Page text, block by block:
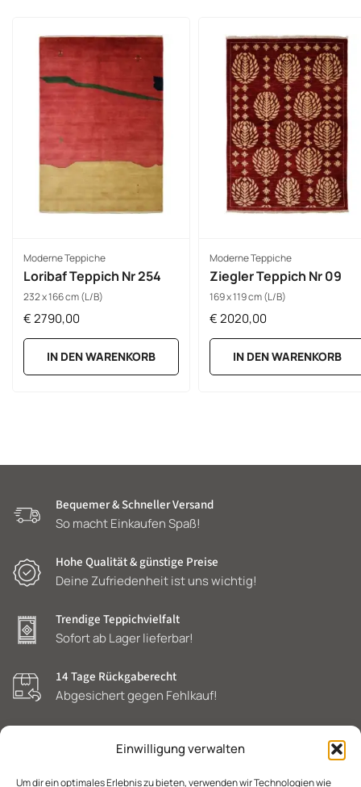
Einwilligung verwalten
Um dir ein optimales Erlebnis zu bieten, verwenden wir Technologien wie
Moderne Teppiche
Loribaf Teppich Nr 254
232 x 166 cm (L/B)
€2790,00
IN DEN WARENKORB
Moderne Teppiche
Ziegler Teppich Nr 09
169 x 119 cm (L/B)
€2020,00
IN DEN WARENKORB
Bequemer & Schneller Versand
So macht Einkaufen Spaß!
Hohe Qualität & günstige Preise
Deine Zufriedenheit ist uns wichtig!
Trendige Teppichvielfalt
Sofort ab Lager lieferbar!
14 Tage Rückgaberecht
Abgesichert gegen Fehlkauf!